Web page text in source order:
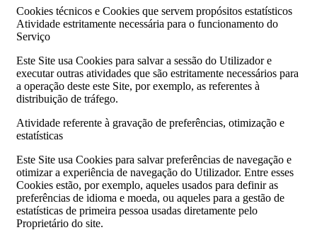
Cookies técnicos e Cookies que servem propósitos estatísticos
Atividade estritamente necessária para o funcionamento do
Serviço
Este Site usa Cookies para salvar a sessão do Utilizador e
executar outras atividades que são estritamente necessários para
a operação deste este Site, por exemplo, as referentes à
distribuição de tráfego.
Atividade referente à gravação de preferências, otimização e
estatísticas
Este Site usa Cookies para salvar preferências de navegação e
otimizar a experiência de navegação do Utilizador. Entre esses
Cookies estão, por exemplo, aqueles usados para definir as
preferências de idioma e moeda, ou aqueles para a gestão de
estatísticas de primeira pessoa usadas diretamente pelo
Proprietário do site.